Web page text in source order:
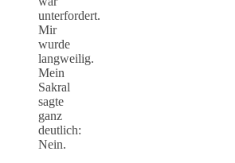
unterfordert.
Mir
wurde
langweilig.
Mein
Sakral
sagte
ganz
deutlich:
Nein.